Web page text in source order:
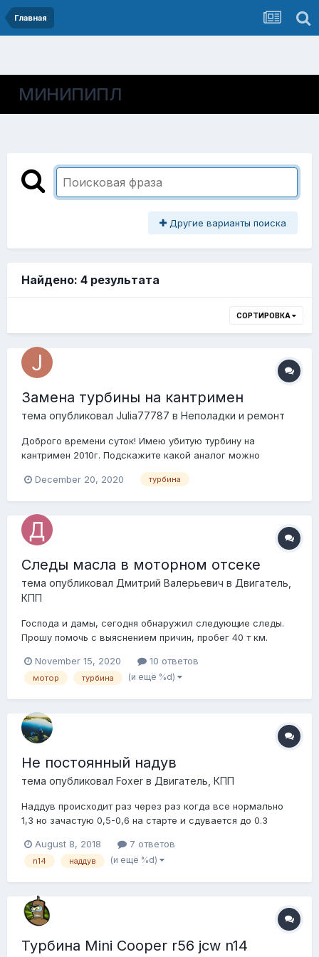
Главная
МИНИПИПЛ
Другие варианты поиска
Найдено: 4 результата
СОРТИРОВКА
Замена турбины на кантримен
тема опубликовал Julia77787 в Неполадки и ремонт
Доброго времени суток! Имею убитую турбину на
кантримен 2010г. Подскажите какой аналог можно
Нужна турбина в сборе с коллектором
December 20, 2020 турбина
Следы масла в моторном отсеке
тема опубликовал Дмитрий Валерьевич в Двигатель,
КПП
Господа и дамы, сегодня обнаружил следующие следы.
Прошу помочь с выяснением причин, пробег 40 т км.
November 15, 2020
10 ответов
мотор турбина (и ещё %d)
Не постоянный надув
тема опубликовал Foxer в Двигатель, КПП
Наддув происходит раз через раз когда все нормально
1,3 но зачастую 0,5-0,6 на старте и сдувается до 0.3
August 8, 2018
7 ответов
n14 наддув (и ещё %d)
Турбина Mini Cooper r56 jcw n14